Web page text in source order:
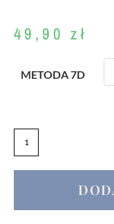
49,90zł
METODA 7D